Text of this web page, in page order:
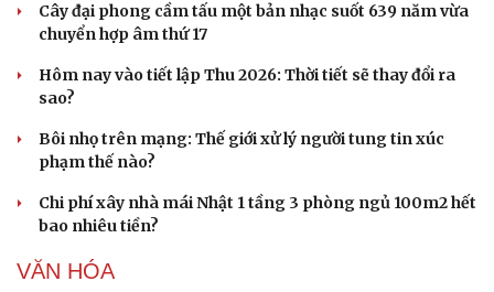
Cây đại phong cầm tấu một bản nhạc suốt 639 năm vừa
chuyển hợp âm thứ 17
Hôm nay vào tiết lập Thu 2026: Thời tiết sẽ thay đổi ra
sao?
Bôi nhọ trên mạng: Thế giới xử lý người tung tin xúc
phạm thế nào?
Chi phí xây nhà mái Nhật 1 tầng 3 phòng ngủ 100m2 hết
bao nhiêu tiền?
VĂN HÓA